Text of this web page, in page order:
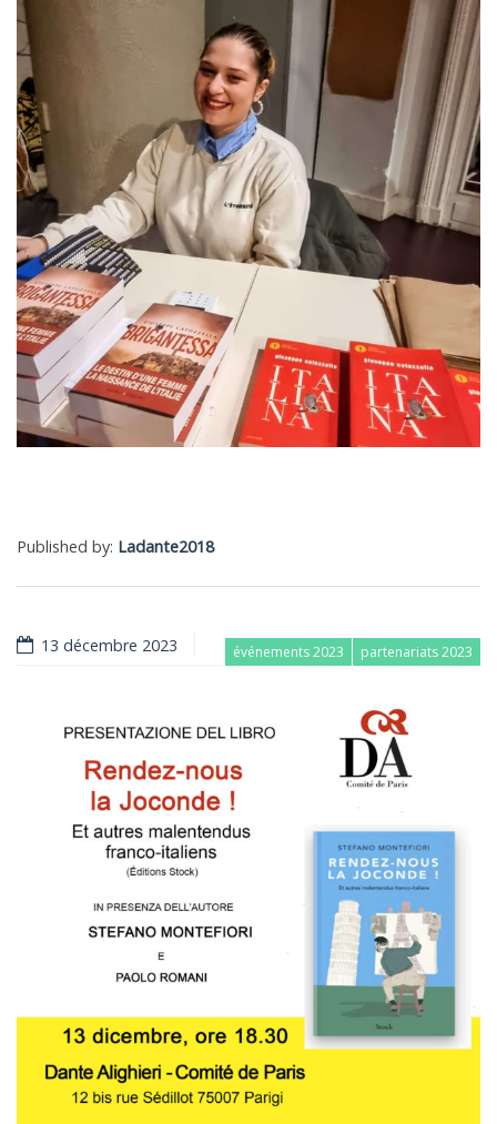
Published by: Ladante2018
événements 2023 partenariats 2023
13 décembre 2023